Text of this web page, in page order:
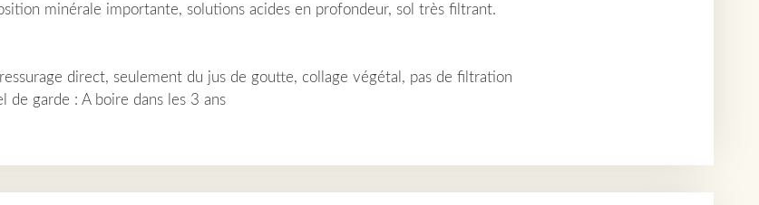
minérale importante, solutions acides en profondeur, sol très filtrant.
direct, seulement du jus de goutte, collage végétal, pas de filtration
de garde : A boire dans les 3 ans